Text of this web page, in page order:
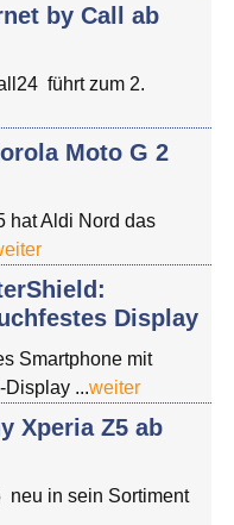
by Call ab
führt zum 2.
Moto G 2
hat Aldi Nord das
Display
Smartphone mit
...weiter
Xperia Z5 ab
neu in sein Sortiment